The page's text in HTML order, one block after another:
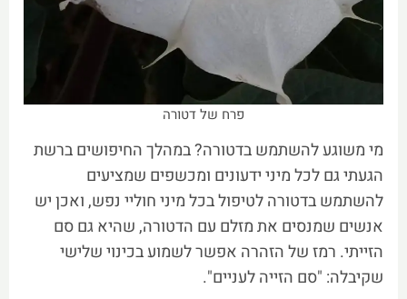
פרח של דטורה
מי משוגע להשתמש בדטורה? במהלך החיפושים ברשת
הגעתי גם לכל מיני ידעונים ומכשפים שמציעים
להשתמש בדטורה לטיפול בכל מיני חוליי נפש, ואכן יש
אנשים שמנסים את מזלם עם הדטורה, שהיא גם סם
הזייתי. רמז של הזהרה אפשר לשמוע בכינוי שלישי
שקיבלה: "סם הזייה לעניים".